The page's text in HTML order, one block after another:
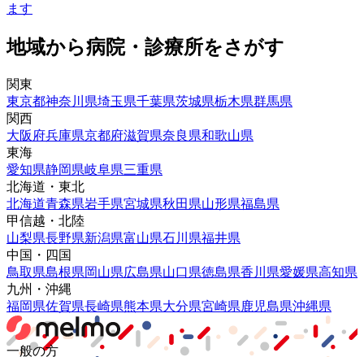
ます
地域から病院・診療所をさがす
関東
東京都神奈川県埼玉県千葉県茨城県栃木県群馬県
関西
大阪府兵庫県京都府滋賀県奈良県和歌山県
東海
愛知県静岡県岐阜県三重県
北海道・東北
北海道青森県岩手県宮城県秋田県山形県福島県
甲信越・北陸
山梨県長野県新潟県富山県石川県福井県
中国・四国
鳥取県島根県岡山県広島県山口県徳島県香川県愛媛県高知県
九州・沖縄
福岡県佐賀県長崎県熊本県大分県宮崎県鹿児島県沖縄県
一般の方